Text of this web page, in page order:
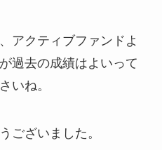
アクティブファンドよ
過去の成績はよいって
いね。
ございました。